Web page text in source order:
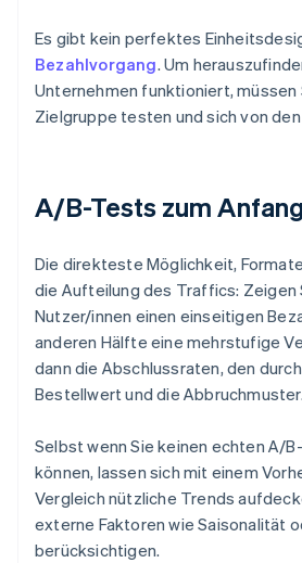
Es gibt kein perfektes
Bezahlvorgang. Um
Unternehmen funktioniert, müssen
Zielgruppe testen und sich von
A/B-Tests zum
Die direkteste Möglichkeit,
die Aufteilung des Traffics: Zeigen
Nutzer/innen einen einseitigen
anderen Hälfte eine mehrstufige
dann die Abschlussraten, den
Bestellwert und die Abbruchmuster.
Selbst wenn Sie keinen echten A/
können, lassen sich mit einem
Vergleich nützliche Trends
externe Faktoren wie Saisonalität
berücksichtigen.